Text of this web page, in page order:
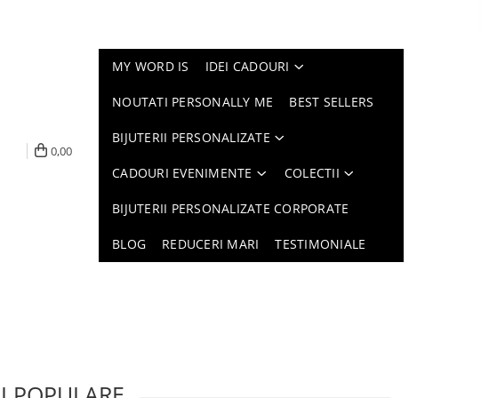
0,00
MY WORD IS IDEI CADOURI
NOUTATI PERSONALLY ME BEST SELLERS
BIJUTERII PERSONALIZATE
CADOURI EVENIMENTE COLECTII
BIJUTERII PERSONALIZATE CORPORATE
BLOG REDUCERI MARI TESTIMONIALE